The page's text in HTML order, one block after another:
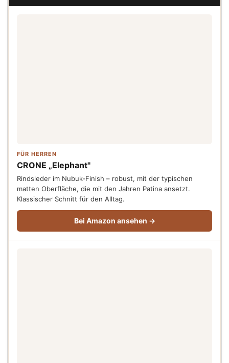
FÜR HERREN
CRONE „Elephant"
Rindsleder im Nubuk-Finish – robust, mit der typischen
matten Oberfläche, die mit den Jahren Patina ansetzt.
Klassischer Schnitt für den Alltag.
Bei Amazon ansehen →